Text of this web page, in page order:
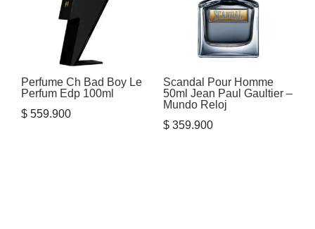
Perfume Ch Bad Boy Le
Perfum Edp 100ml
$ 559.900
Scandal Pour Homme
50ml Jean Paul Gaultier –
Mundo Reloj
$359.900